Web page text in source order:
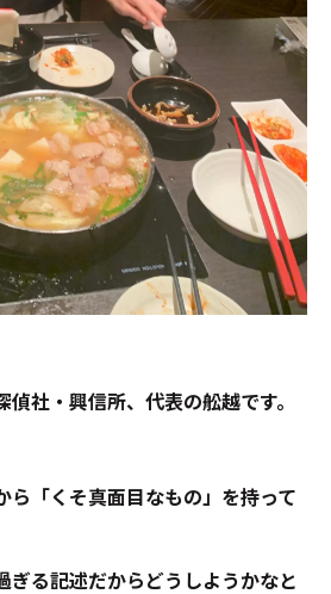
社・興信所、代表の舩越です。
ら「くそ真面目なもの」を持って
ぎる記述だからどうしようかなと